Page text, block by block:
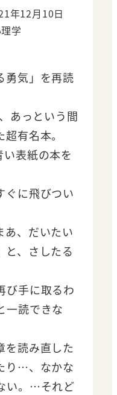
年12月10日
ー
学
勇気」を再読
あっという間
有名本。
い表紙の本を
ぐに飛びつい
、だいたい
、さしたる
び手に取るわ
一読できな
を読み直した
り…、なかな
い。…それど